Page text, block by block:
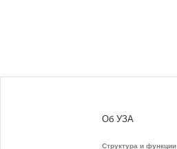
Об УЗА
Структура и функции